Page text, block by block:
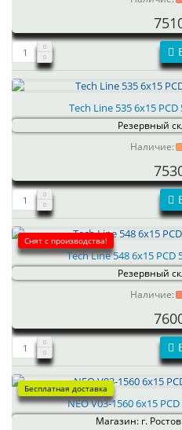
Tech Line 535 6x15 PCD
Резервный
Наличие:
Снят с производства!
Tech Line 548 6x15 PCD
Резервный
Наличие:
Бесплатная доставка
NEO V03-1560 6x15
Магазин: г.